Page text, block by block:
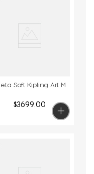
Soft Kipling Art M
$3699.00